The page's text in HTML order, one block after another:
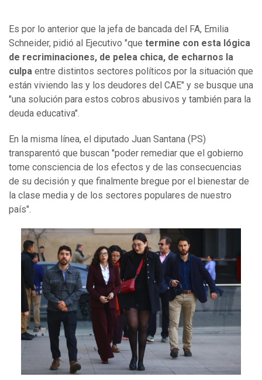
Es por lo anterior que la jefa de bancada del FA, Emilia
Schneider, pidió al Ejecutivo "que termine con esta lógica
de recriminaciones, de pelea chica, de echarnos la
culpa entre distintos sectores políticos por la situación que
están viviendo las y los deudores del CAE" y se busque una
"una solución para estos cobros abusivos y también para la
deuda educativa".
En la misma línea, el diputado Juan Santana (PS)
transparentó que buscan "poder remediar que el gobierno
tome consciencia de los efectos y de las consecuencias
de su decisión y que finalmente bregue por el bienestar de
la clase media y de los sectores populares de nuestro
país".